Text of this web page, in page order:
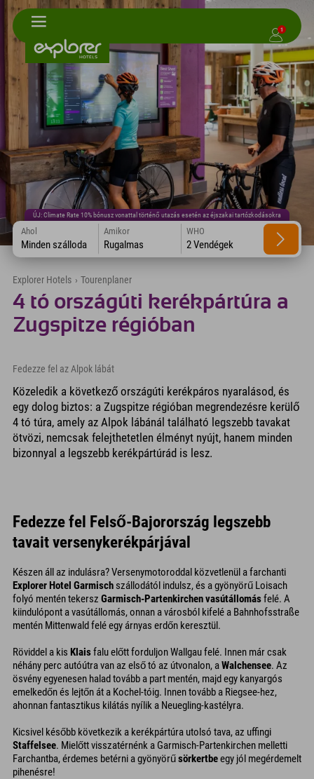
1
ÚJ: Climate Rate 10% bónusz vonattal történő utazás esetén az éjszakai tartózkodásokra
Ahol
Minden szálloda
Amikor
Rugalmas
WHO
2 Vendégek
Explorer Hotels › Tourenplaner
4 tó országúti kerékpártúra a
Zugspitze régióban
Fedezze fel az Alpok lábát
Közeledik a következő országúti kerékpáros nyaralásod, és
egy dolog biztos: a Zugspitze régióban megrendezésre kerülő
4 tó túra, amely az Alpok lábánál található legszebb tavakat
ötvözi, nemcsak felejthetetlen élményt nyújt, hanem minden
bizonnyal a legszebb kerékpártúrád is lesz.
Fedezze fel Felső-Bajorország legszebb
tavait versenykerékpárjával
Készen áll az indulásra? Versenymotoroddal közvetlenül a farchanti
Explorer Hotel Garmisch szállodától indulsz, és a gyönyörű Loisach
folyó mentén tekersz Garmisch-Partenkirchen vasútállomásfelé. A
kiindulópont a vasútállomás, onnan a városból kifelé a Bahnhofsstraße
mentén Mittenwald felé egy árnyas erdőn keresztül.
Röviddel a kis Klaisfalu előtt forduljon Wallgau felé. Innen már csak
néhány perc autóútra van az első tó az útvonalon, aWalchensee. Az
ösvény egyenesen halad tovább a part mentén, majd egy kanyargós
emelkedőn és lejtőn át a Kochel-tóig. Innen tovább a Riegsee-hez,
ahonnan fantasztikus kilátás nyílik a Neuegling-kastélyra.
Kicsivel később következik a kerékpártúra utolsó tava, az uffingi
Staffelsee. Mielőtt visszatérnénk a Garmisch-Partenkirchen melletti
Farchantba, érdemes betérni a gyönyörűsörkertbeegy jól megérdemelt
pihenésre!